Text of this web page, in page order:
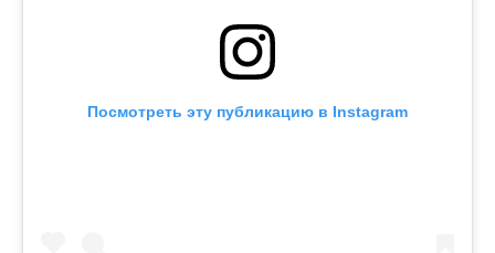
Посмотреть эту публикацию в Instagram